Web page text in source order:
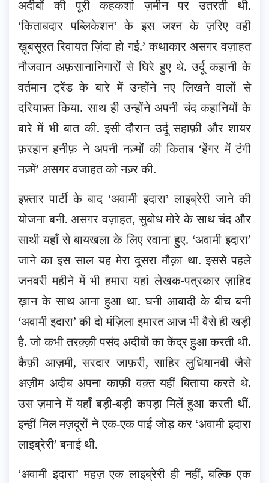
अदीबों की पूरी कहकशां ज़मीन पर उतरती थी.
‘किताबदार पब्लिकेशन’ के इस जश्न के ज़रिए वही
ख़ूबसूरत रिवायत ज़िंदा हो गई.’ कथाकार असगर वज़ाहत
नौजवान अफ़सानानिगारों से घिरे हुए थे. उर्दू कहानी के
वर्तमान ट्रेंड के बारे में उन्होंने नए लिखने वालों से
दरियाफ़्त किया. साथ ही उन्होंने अपनी चंद कहानियों के
बारे में भी बात की. इसी दौरान उर्दू सहाफ़ी और शायर
फ़रहान हनीफ़ ने अपनी नज़्मों की किताब ‘हेंगर में टंगी
नज़्में’ असगर वजाहत को नज़्र की.
इफ़्तार पार्टी के बाद ‘अवामी इदारा’ लाइब्रेरी जाने की
योजना बनी. असगर वज़ाहत, सुबोध मोरे के साथ चंद और
साथी यहाँ से बायखला के लिए रवाना हुए. ‘अवामी इदारा’
जाने का इस साल यह मेरा दूसरा मौक़ा था. इससे पहले
जनवरी महीने में भी हमारा यहां लेखक-पत्रकार ज़ाहिद
ख़ान के साथ आना हुआ था. घनी आबादी के बीच बनी
‘अवामी इदारा’ की दो मंज़िला इमारत आज भी वैसे ही खड़ी
है. जो कभी तरक़्क़ी पसंद अदीबों का केंद्र हुआ करती थी.
कैफ़ी आज़मी, सरदार जाफ़री, साहिर लुधियानवी जैसे
अज़ीम अदीब अपना काफ़ी वक़्त यहीं बिताया करते थे.
उस ज़माने में यहाँ बड़ी-बड़ी कपड़ा मिलें हुआ करती थीं.
इन्हीं मिल मज़दूरों ने एक-एक पाई जोड़ कर ‘अवामी इदारा
लाइब्रेरी’ बनाई थी.
‘अवामी इदारा’ महज़ एक लाइब्रेरी ही नहीं, बल्कि एक